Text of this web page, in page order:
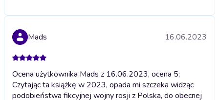
Mads 16.06.2023
Ocena użytkownika Mads z 16.06.2023, ocena 5;
Czytając ta książkę w 2023, opada mi szczeka widząc
podobieństwa fikcyjnej wojny rosji z Polska, do obecnej